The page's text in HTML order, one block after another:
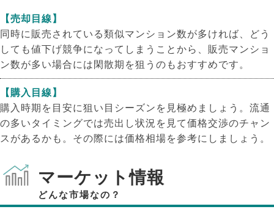
【売却目線】
同時に販売されている類似マンション数が多ければ、どう
しても値下げ競争になってしまうことから、販売マンショ
ン数が多い場合には閑散期を狙うのもおすすめです。
【購入目線】
購入時期を目安に狙い目シーズンを見極めましょう。流通
の多いタイミングでは売出し状況を見て価格交渉のチャン
スがあるかも。その際には価格相場を参考にしましょう。
マーケット情報
どんな市場なの？